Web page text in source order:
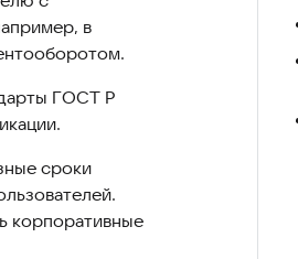
в
ГОСТ Р
сроки
корпоративные